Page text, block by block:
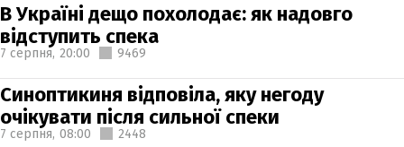
В Україні дещо похолодає: як надовго
відступить спека
7 серпня, 20:00 9469
Синоптикиня відповіла, яку негоду
очікувати після сильної спеки
7 серпня, 08:00 2448